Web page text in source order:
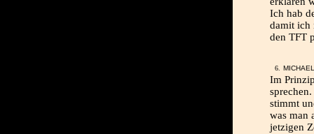
Ich hab
damit ich
den TFT
Im
stimmt
was man
jetzigen